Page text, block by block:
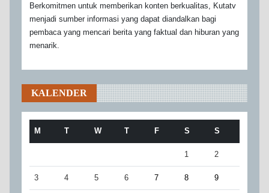
Berkomitmen untuk memberikan konten berkualitas, Kutatv
menjadi sumber informasi yang dapat diandalkan bagi
pembaca yang mencari berita yang faktual dan hiburan yang
menarik.
KALENDER
M T W T F S S
1 2
3 4 5 6 7 8 9